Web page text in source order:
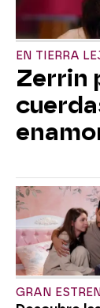
EN TIERRA
Zerrin
GRAN